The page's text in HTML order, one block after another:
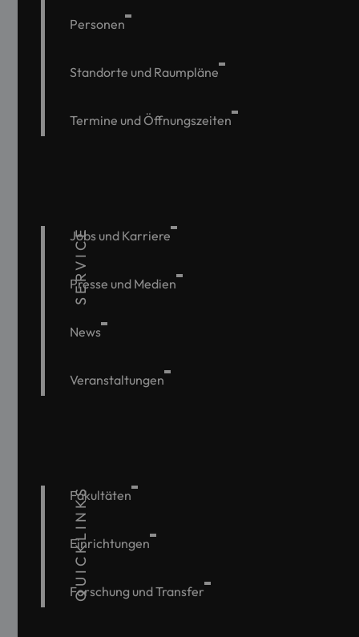
Personen
Standorte und Raumpläne
Termine und Öffnungszeiten
SERVICE
Jobs und Karriere
Presse und Medien
News
Veranstaltungen
QUICKLINKS
Fakultäten
Einrichtungen
Forschung und Transfer